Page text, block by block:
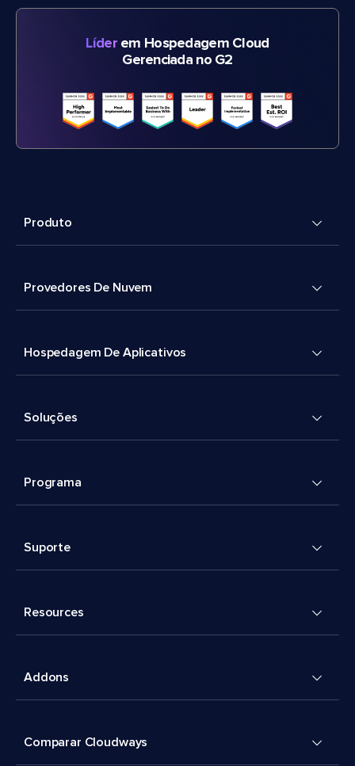
Líderem Hospedagem Cloud
Gerenciada no G2
Produto
Provedores De Nuvem
Hospedagem De Aplicativos
Soluções
Programa
Suporte
Resources
Addons
Comparar Cloudways